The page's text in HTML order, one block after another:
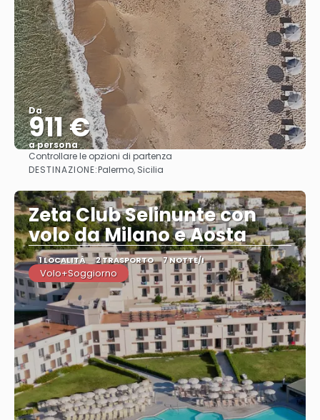
Da
911 €
a persona
Vedere
Controllare le opzioni di partenza
DESTINAZIONE:Palermo, Sicilia
Zeta Club Selinunte con
volo da Milano e Aosta
1 LOCALITÀ 2 TRASPORTO 7 NOTTE/I
Volo+Soggiorno